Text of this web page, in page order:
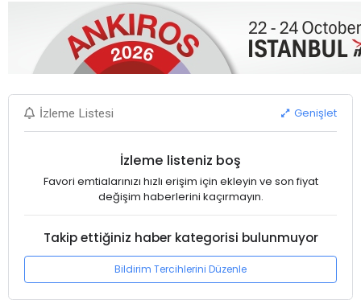
İzleme Listesi Genişlet
İzleme listeniz boş
Favori emtialarınızı hızlı erişim için ekleyin ve son fiyat
değişim haberlerini kaçırmayın.
Takip ettiğiniz haber kategorisi bulunmuyor
Bildirim Tercihlerini Düzenle